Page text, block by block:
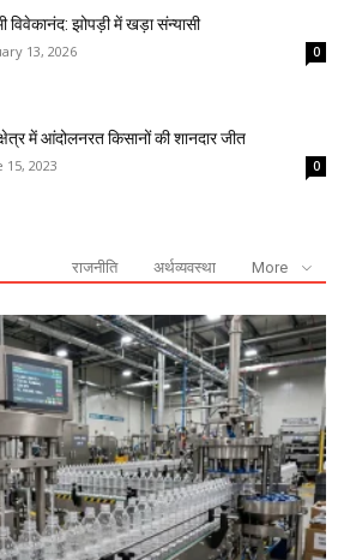
विवेकानंद: झोपड़ी में खड़ा संन्यासी
13, 2026 0
में आंदोलनरत किसानों की शानदार जीत
15, 2023 0
राजनीति अर्थव्यवस्था More